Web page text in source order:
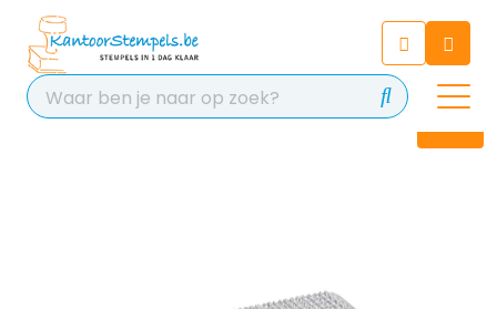
Chat 24/7 met onze chatbot
voor hulp
Contact